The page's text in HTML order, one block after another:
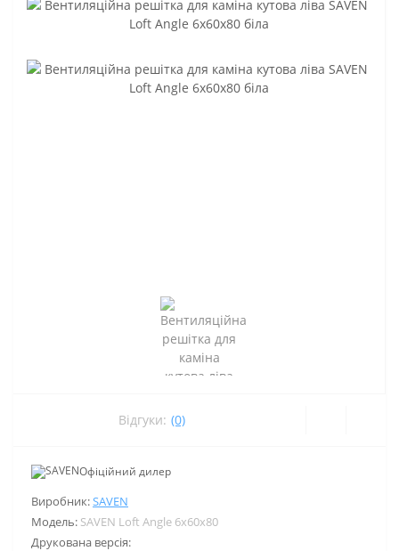
Відгуки: (0)
Виробник:SAVEN
Модель: SAVEN Loft Angle 6х60х80
Друкована версія:
Офіційний дилер